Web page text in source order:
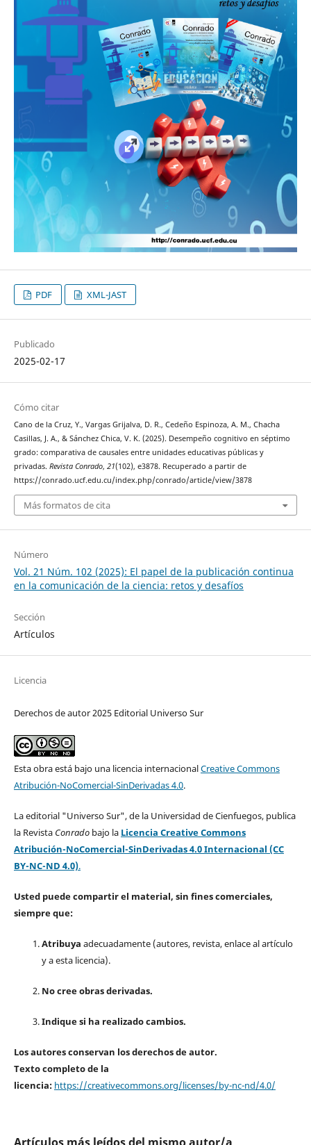
PDF XML-JAST
Publicado
2025-02-17
Cómo citar
Cano de la Cruz, Y., Vargas Grijalva, D. R., Cedeño Espinoza, A. M., Chacha
Casillas, J. A., & Sánchez Chica, V. K. (2025). Desempeño cognitivo en séptimo
grado: comparativa de causales entre unidades educativas públicas y
privadas. Revista Conrado, 21(102), e3878. Recuperado a partir de
https://conrado.ucf.edu.cu/index.php/conrado/article/view/3878
Más formatos de cita
Número
Vol. 21 Núm. 102 (2025): El papel de la publicación continua
en la comunicación de la ciencia: retos y desafíos
Sección
Artículos
Licencia
Derechos de autor 2025 Editorial Universo Sur
Esta obra está bajo una licencia internacionalCreative Commons
Atribución-NoComercial-SinDerivadas 4.0.
La editorial "Universo Sur", de la Universidad de Cienfuegos, publica
la Revista Conradobajo la Licencia Creative Commons
Atribución-NoComercial-SinDerivadas 4.0 Internacional (CC
BY-NC-ND 4.0).
Usted puede compartir el material, sin fines comerciales,
siempre que:
Atribuya adecuadamente (autores, revista, enlace al artículo
y a esta licencia).
No cree obras derivadas.
Indique si ha realizado cambios.
Los autores conservan los derechos de autor.
Texto completo de la
licencia: https://creativecommons.org/licenses/by-nc-nd/4.0/